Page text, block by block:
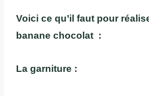
Voici ce qu’il faut pour
banane chocolat :
La garniture :